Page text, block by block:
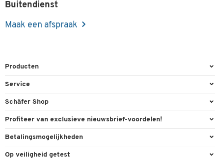
Buitendienst
Maak een afspraak
Producten
Kantoorbenodigdheden
Milieutechniek
Reiniging & hygiëne
Service
Bestelling herroepen
Inkt & Toner
Schäfer Shop
Algemene voorwaarden
Profiteer van exclusieve nieuwsbrief-voordelen!
Welkomstgeschenk
Betalingsmogelijkheden
Paypal
Op veiligheid getest